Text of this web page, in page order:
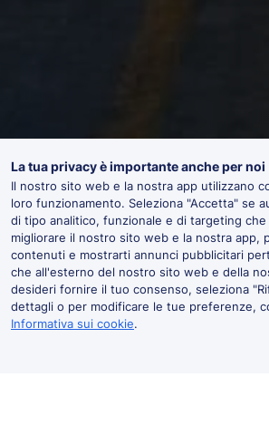
La tua privacy è importante anche per noi
Il nostro sito web e la nostra app utilizzano
loro funzionamento. Seleziona "Accetta" se
di tipo analitico, funzionale e di targeting
migliorare il nostro sito web e la nostra app,
contenuti e mostrarti annunci pubblicitari
che all'esterno del nostro sito web e della
desideri fornire il tuo consenso, seleziona
dettagli o per modificare le tue preferenze,
Informativa sui cookie.